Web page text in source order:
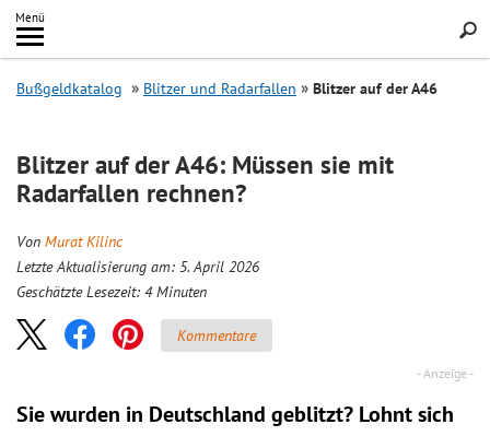
Inhalt
springen
Menü
Search
Bußgeldkatalog Blitzer und Radarfallen Blitzer auf der A46
Blitzer auf der A46: Müssen sie mit
Radarfallen rechnen?
Von Murat Kilinc
Letzte Aktualisierung am: 5. April 2026
Geschätzte Lesezeit: 4 Minuten
Kommentare
Sie wurden in Deutschland geblitzt? Lohnt sich